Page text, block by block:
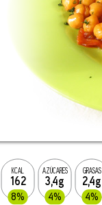
KCAL
162
8%
AZÚCARES
3,4g
4%
GRASAS
2,4g
4%